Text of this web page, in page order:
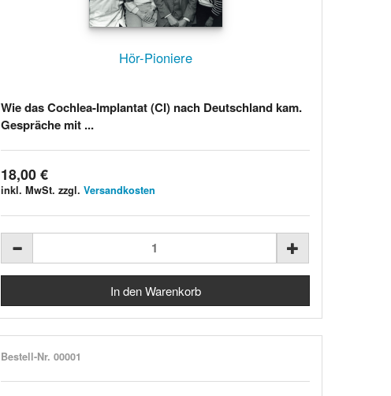
Hör-Pioniere
Wie das Cochlea-Implantat (CI) nach Deutschland kam.
Gespräche mit ...
18,00 €
inkl. MwSt. zzgl.Versandkosten
Bestell-Nr. 00001